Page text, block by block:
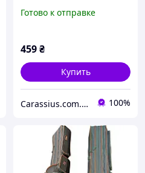
Готово к отправке
459₴
Купить
Carassius.com.ua - все для рыбалки 100%